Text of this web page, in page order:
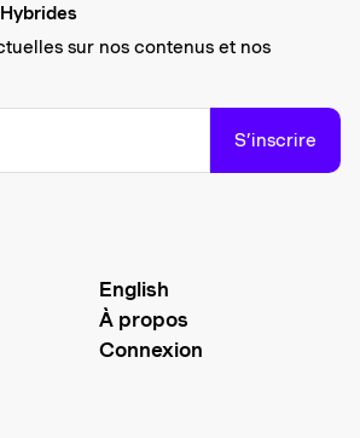
sur nos contenus et nos
S’inscrire
English
À propos
Connexion